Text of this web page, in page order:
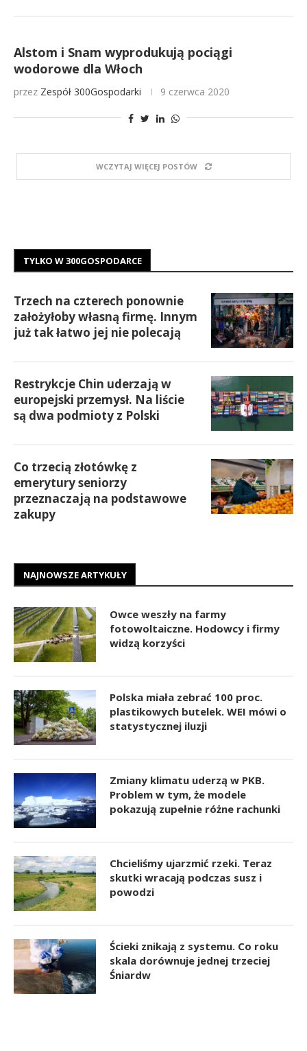
Alstom i Snam wyprodukują pociągi
wodorowe dla Włoch
przez Zespół 300Gospodarki 9 czerwca 2020
WCZYTAJ WIĘCEJ POSTÓW
TYLKO W 300GOSPODARCE
Trzech na czterech ponownie
założyłoby własną firmę. Innym
już tak łatwo jej nie polecają
Restrykcje Chin uderzają w
europejski przemysł. Na liście
są dwa podmioty z Polski
Co trzecią złotówkę z
emerytury seniorzy
przeznaczają na podstawowe
zakupy
NAJNOWSZE ARTYKUŁY
Owce weszły na farmy
fotowoltaiczne. Hodowcy i firmy
widzą korzyści
Polska miała zebrać 100 proc.
plastikowych butelek. WEI mówi o
statystycznej iluzji
Zmiany klimatu uderzą w PKB.
Problem w tym, że modele
pokazują zupełnie różne rachunki
Chcieliśmy ujarzmić rzeki. Teraz
skutki wracają podczas susz i
powodzi
Ścieki znikają z systemu. Co roku
skala dorównuje jednej trzeciej
Śniardw